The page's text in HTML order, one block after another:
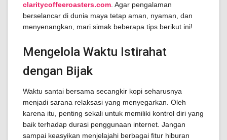
claritycoffeeroasters.com . Agar pengalaman
berselancar di dunia maya tetap aman, nyaman, dan
menyenangkan, mari simak beberapa tips berikut ini!
Mengelola Waktu Istirahat
dengan Bijak
Waktu santai bersama secangkir kopi seharusnya
menjadi sarana relaksasi yang menyegarkan. Oleh
karena itu, penting sekali untuk memiliki kontrol diri yang
baik terhadap durasi penggunaan internet. Jangan
sampai keasyikan menjelajahi berbagai fitur hiburan